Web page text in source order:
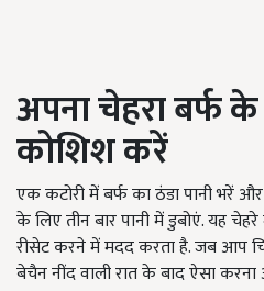
अपना चेहरा बर्फ
कोशिश करें
एक कटोरी में बर्फ का ठंडा पानी भरें
के लिए तीन बार पानी में डुबोएं. यह
रीसेट करने में मदद करता है. जब आप
बेचैननींद वाली रात के बाद ऐसा करना